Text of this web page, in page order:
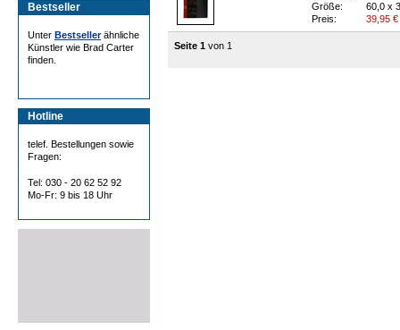
Bestseller
Unter Bestsellerähnliche
Künstler wie Brad Carter
finden.
Hotline
telef. Bestellungen sowie
Fragen:
Tel: 030 - 20 62 52 92
Mo-Fr: 9 bis 18 Uhr
Größe:
60,0 x
Preis:
39,95 €
Seite 1 von 1